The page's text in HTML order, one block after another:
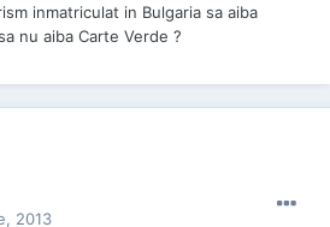
inmatriculat in Bulgaria sa aiba
nu aiba Carte Verde ?
2013